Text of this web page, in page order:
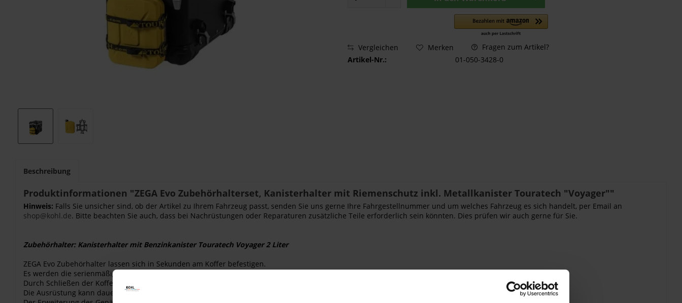
Vergleichen Merken
Fragen zum Artikel?
Artikel-Nr.:
01-050-3428-0
Beschreibung
Produktinformationen "ZEGA Evo Zubehörhalterset, Kanisterhalter mit Riemenschutz inkl. Metallkanister Touratech "Voyager""
Hinweis: Falls Sie unsicher sind, ob der Artikel zu Ihrem Fahrzeug passt, senden Sie uns gerne Ihre Fahrgestellnummer und um welches Fahrzeug es sich handelt, per Email an
shop@kohl.de. Bitte beachten Sie auch, dass bei Nachrüstungen oder Reparaturen zusätzliche Teile erforderlich sein könnten. Dies prüfen wir auch gerne für Sie.
Zubehörhalter: Kanisterhalter mit Benzinkanister Touratech Voyager 2 Liter
ZEGA Evo Zubehörhalter lassen sich in Sekunden am Koffer befestigen.
Es werden die serienmäßigen Aufnahmepunkte des ZEGA Evo Alukoffers genutzt.
Durch Schließen der Kofferverriegelung wird der Zubehörhalter automatisch gesichert.
Die Ausrüstung kann dauerhaft am Halter verbleiben. Alle ZEGA Evo Zubehörhalter werden mit Kunststoffelementen zum Riemenschutz geliefert.